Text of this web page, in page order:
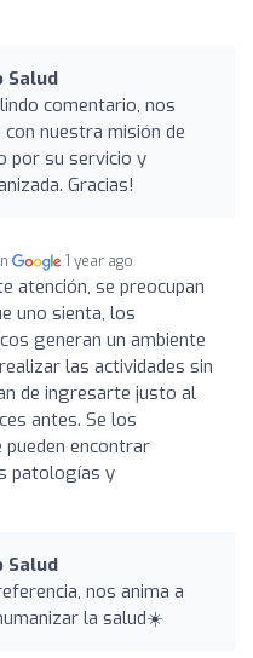
Salud
comentario, nos
nuestra misión de
por su servicio y
Gracias!
1 year ago
atención, se preocupan
uno sienta, los
generan un ambiente
las actividades sin
de ingresarte justo al
antes. Se los
encontrar
patologías y
Salud
nos anima a
la salud☀️